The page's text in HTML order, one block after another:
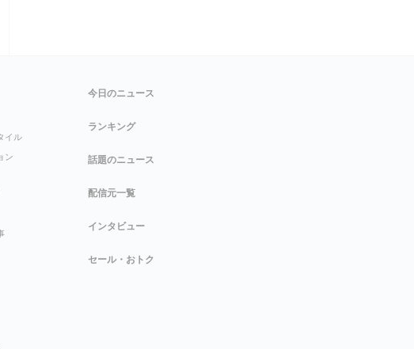
イル
ン
今日のニュース
ランキング
話題のニュース
配信元一覧
インタビュー
セール・おトク